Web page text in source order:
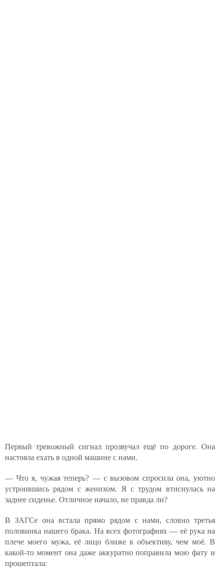
Первый тревожный сигнал прозвучал ещё по дороге. Она
настояла ехать в одной машине с нами.
— Что я, чужая теперь? — с вызовом спросила она, уютно
устроившись рядом с женихом. Я с трудом втиснулась на
заднее сиденье. Отличное начало, не правда ли?
В ЗАГСе она встала прямо рядом с нами, словно третья
половинка нашего брака. На всех фотографиях — её рука на
плече моего мужа, её лицо ближе к объективу, чем моё. В
какой-то момент она даже аккуратно поправила мою фату и
прошептала: